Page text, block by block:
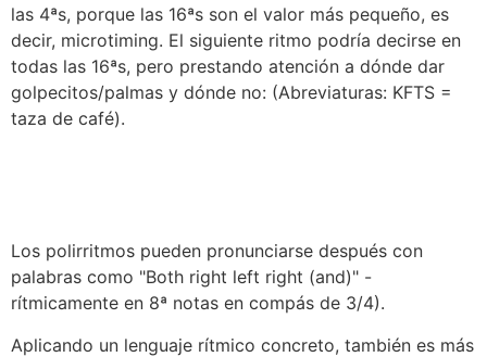
las 4ªs, porque las 16ªs son el valor más pequeño, es
decir, microtiming. El siguiente ritmo podría decirse en
todas las 16ªs, pero prestando atención a dónde dar
golpecitos/palmas y dónde no: (Abreviaturas: KFTS =
taza de café).
Los polirritmos pueden pronunciarse después con
palabras como "Both right left right (and)" -
rítmicamente en 8ª notas en compás de 3/4).
Aplicando un lenguaje rítmico concreto, también es más